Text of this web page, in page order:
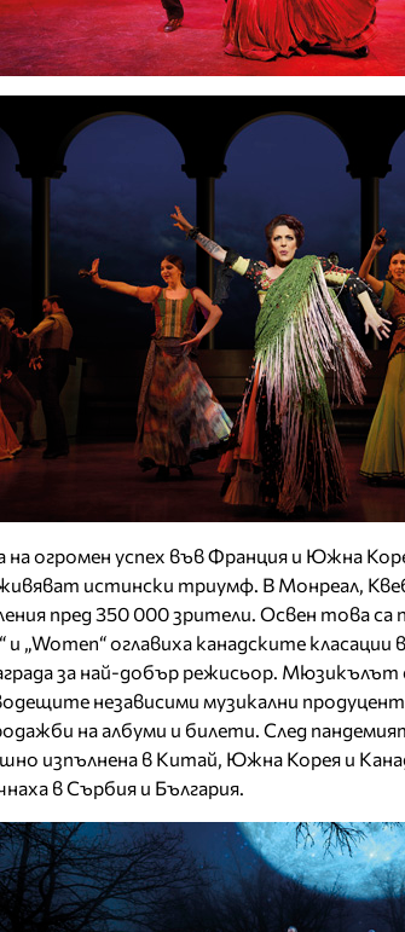
огромен успех във Франция и Южна
истински триумф. В Монреал,
пред 350 000 зрители. Освен това са
и „Women“ оглавиха канадските
за най-добър режисьор. Мюзикълът
независими музикални
на албуми и билети. След
изпълнена в Китай, Южна Корея и
в Сърбия и България.